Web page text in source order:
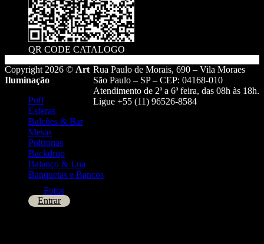
QR CODE CATALOGO
Rua Paulo de Morais, 690 – Vila Moraes
São Paulo – SP – CEP: 04168-010
Atendimento de 2ª a 6ª feira, das 08h às 18h.
Ligue +55 (11) 96526-8584
Copyright 2026 © Art
Iluminação
Puff
Esferas
Balcões & Bar
Mesas
Poltronas
Backdrop
Balanço & Lua
Banquetas e Bancos
Fotos
Entrar